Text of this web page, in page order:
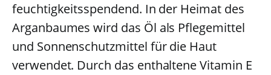
feuchtigkeitsspendend. In der Heimat des
Arganbaumes wird das Öl als Pflegemittel
und Sonnenschutzmittel für die Haut
verwendet. Durch das enthaltene Vitamin E